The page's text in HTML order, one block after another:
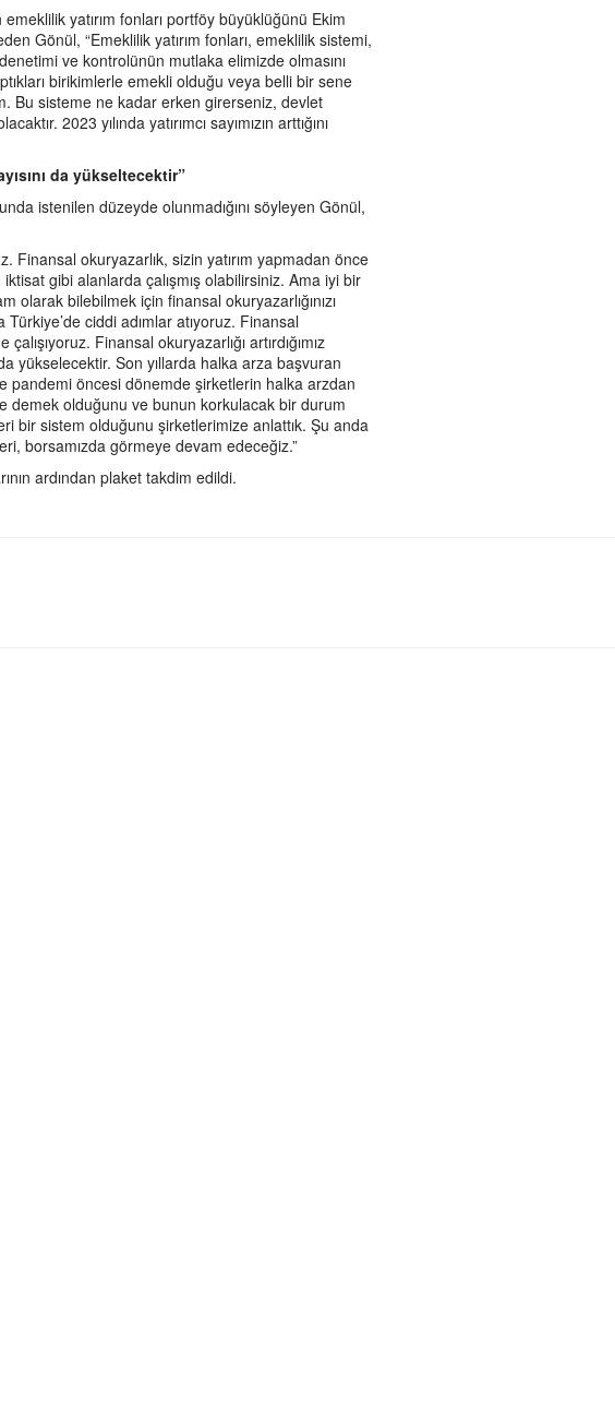
yatırım fonları portföy büyüklüğünü Ekim
Gönül, “Emeklilik yatırım fonları, emeklilik sistemi,
ve kontrolünün mutlaka elimizde olmasını
birikimlerle emekli olduğu veya belli bir sene
Bu sisteme ne kadar erken girerseniz, devlet
2023 yılında yatırımcı sayımızın arttığını
da yükseltecektir”
istenilen düzeyde olunmadığını söyleyen Gönül,
Finansal okuryazarlık, sizin yatırım yapmadan önce
gibi alanlarda çalışmış olabilirsiniz. Ama iyi bir
olarak bilebilmek için finansal okuryazarlığınızı
ciddi adımlar atıyoruz. Finansal
Finansal okuryazarlığı artırdığımız
yükselecektir. Son yıllarda halka arza başvuran
pandemi öncesi dönemde şirketlerin halka arzdan
demek olduğunu ve bunun korkulacak bir durum
bir sistem olduğunu şirketlerimize anlattık. Şu anda
borsamızda görmeye devam edeceğiz.”
ardından plaket takdim edildi.